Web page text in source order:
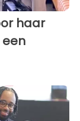
haar
een